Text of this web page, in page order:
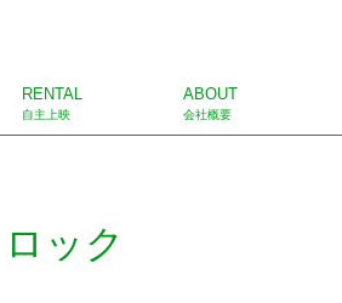
RENTAL
自主上映
ABOUT
会社概要
ック